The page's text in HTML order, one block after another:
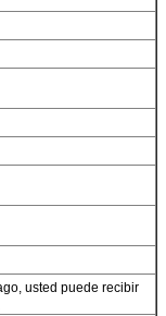
usted puede recibir